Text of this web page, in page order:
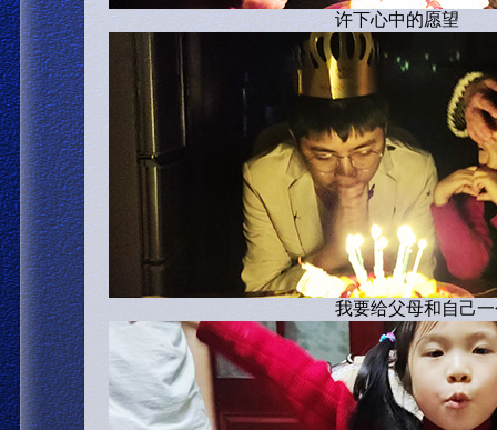
许下心中的愿望
我要给父母和自己一个